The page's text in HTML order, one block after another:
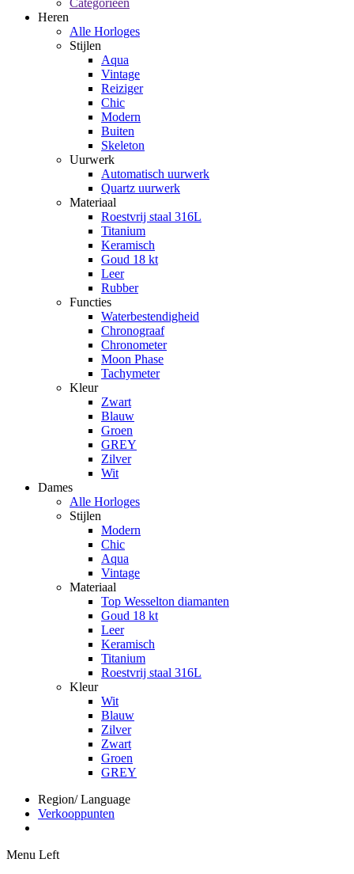
Categorieën
Heren
Alle Horloges
Stijlen
Aqua
Vintage
Reiziger
Chic
Modern
Buiten
Skeleton
Uurwerk
Automatisch uurwerk
Quartz uurwerk
Materiaal
Roestvrij staal 316L
Titanium
Keramisch
Goud 18 kt
Leer
Rubber
Functies
Waterbestendigheid
Chronograaf
Chronometer
Moon Phase
Tachymeter
Kleur
Zwart
Blauw
Groen
GREY
Zilver
Wit
Dames
Alle Horloges
Stijlen
Modern
Chic
Aqua
Vintage
Materiaal
Top Wesselton diamanten
Goud 18 kt
Leer
Keramisch
Titanium
Roestvrij staal 316L
Kleur
Wit
Blauw
Zilver
Zwart
Groen
GREY
Region/ Language
Verkooppunten
Menu Left